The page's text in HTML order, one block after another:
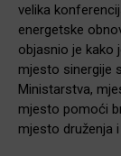
velika
energetske
objasnio je kako
mjesto sinergije
Ministarstva,
mjesto pomoći
mjesto druženja